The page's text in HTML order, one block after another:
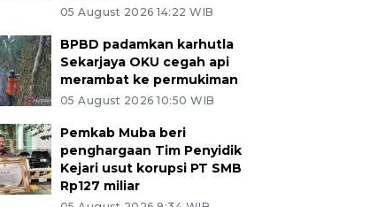
05 August 2026 14:22 WIB
BPBD padamkan karhutla
Sekarjaya OKU cegah api
merambat ke permukiman
05 August 2026 10:50 WIB
Pemkab Muba beri
penghargaan Tim Penyidik
Kejari usut korupsi PT SMB
Rp127 miliar